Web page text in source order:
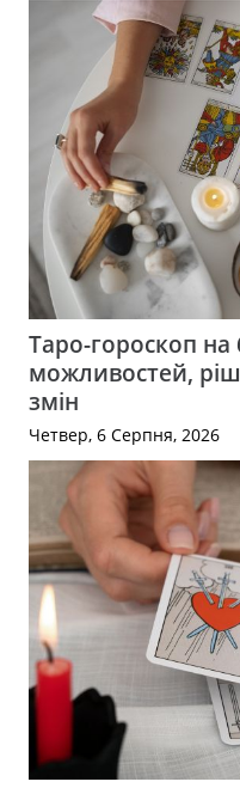
Таро-гороскоп на
можливостей,
змін
Четвер, 6 Серпня, 2026